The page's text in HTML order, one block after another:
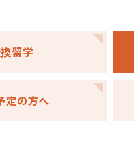
留学
定の方へ